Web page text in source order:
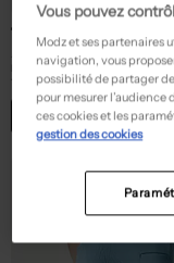
12,00€ 40,00€
ALTO GIRO
Pantalon droit - Stretch gris
38, 40
ACHAT
Vous pouvez
Modz et ses partenaires
navigation, vous
possibilité de partager
pour mesurer l’audience
ces cookies et les
gestion des cookies